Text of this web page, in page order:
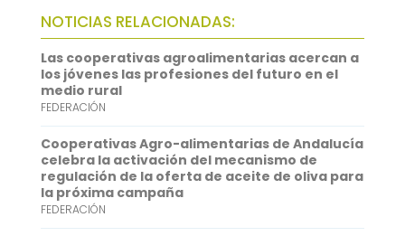
b
o
o
k
t
t
e
r
a
i
l
h
a
t
s
A
p
p
L
i
n
k
e
d
I
n
NOTICIAS RELACIONADAS:
Las cooperativas agroalimentarias acercan a
los jóvenes las profesiones del futuro en el
medio rural
FEDERACIÓN
Cooperativas Agro-alimentarias de Andalucía
celebra la activación del mecanismo de
regulación de la oferta de aceite de oliva para
la próxima campaña
FEDERACIÓN